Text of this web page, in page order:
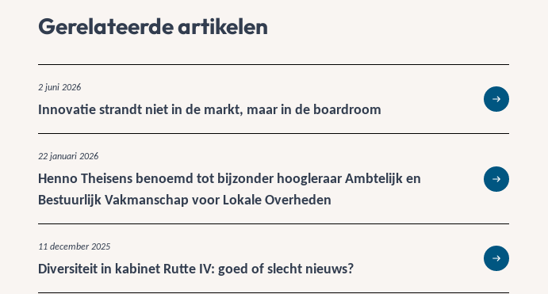
Gerelateerde artikelen
2 juni 2026
Innovatie strandt niet in de markt, maar in de boardroom Lees meer
22 januari 2026
Henno Theisens benoemd tot bijzonder hoogleraar Ambtelijk en
Bestuurlijk Vakmanschap voor Lokale Overheden
Lees meer
11 december 2025
Diversiteit in kabinet Rutte IV: goed of slecht nieuws? Lees meer